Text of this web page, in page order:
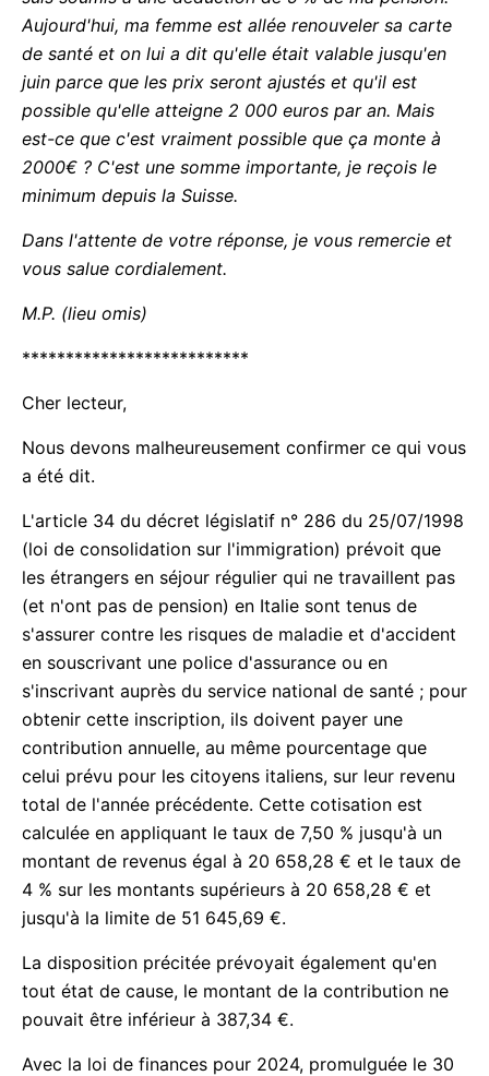
Aujourd'hui, ma femme est allée renouveler sa carte
de santé et on lui a dit qu'elle était valable jusqu'en
juin parce que les prix seront ajustés et qu'il est
possible qu'elle atteigne 2 000 euros par an. Mais
est-ce que c'est vraiment possible que ça monte à
2000€ ? C'est une somme importante, je reçois le
minimum depuis la Suisse.
Dans l'attente de votre réponse, je vous remercie et
vous salue cordialement.
M.P. (lieu omis)
**************************
Cher lecteur,
Nous devons malheureusement confirmer ce qui vous
a été dit.
L'article 34 du décret législatif n° 286 du 25/07/1998
(loi de consolidation sur l'immigration) prévoit que
les étrangers en séjour régulier qui ne travaillent pas
(et n'ont pas de pension) en Italie sont tenus de
s'assurer contre les risques de maladie et d'accident
en souscrivant une police d'assurance ou en
s'inscrivant auprès du service national de santé ; pour
obtenir cette inscription, ils doivent payer une
contribution annuelle, au même pourcentage que
celui prévu pour les citoyens italiens, sur leur revenu
total de l'année précédente. Cette cotisation est
calculée en appliquant le taux de 7,50 % jusqu'à un
montant de revenus égal à 20 658,28 € et le taux de
4 % sur les montants supérieurs à 20 658,28 € et
jusqu'à la limite de 51 645,69 €.
La disposition précitée prévoyait également qu'en
tout état de cause, le montant de la contribution ne
pouvait être inférieur à 387,34 €.
Avec la loi de finances pour 2024, promulguée le 30